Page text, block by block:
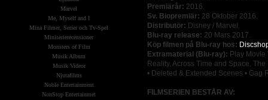
Premiärår: 2016.
Sv. Biopremiär: 28 Oktober 2016.
Distributör: Disney / Marvel.
Blu-ray release: 20 Mars 2017.
Köp filmen på Blu-ray hos:
Extramaterial (Blu-ray): Play Movie
Reality, Across Time and Space,
• Deleted & Extended Scenes • Gag
FILMSERIEN BESTÅR AV:
Marvel
Me, Myself and I
Mina Filmer, Serier och Tv-Spel
Miniserierecensioner
Monsters of Film
Musik Album
Musik Videor
Njutafilms
Noble Entertainment
NonStop Entertainmet